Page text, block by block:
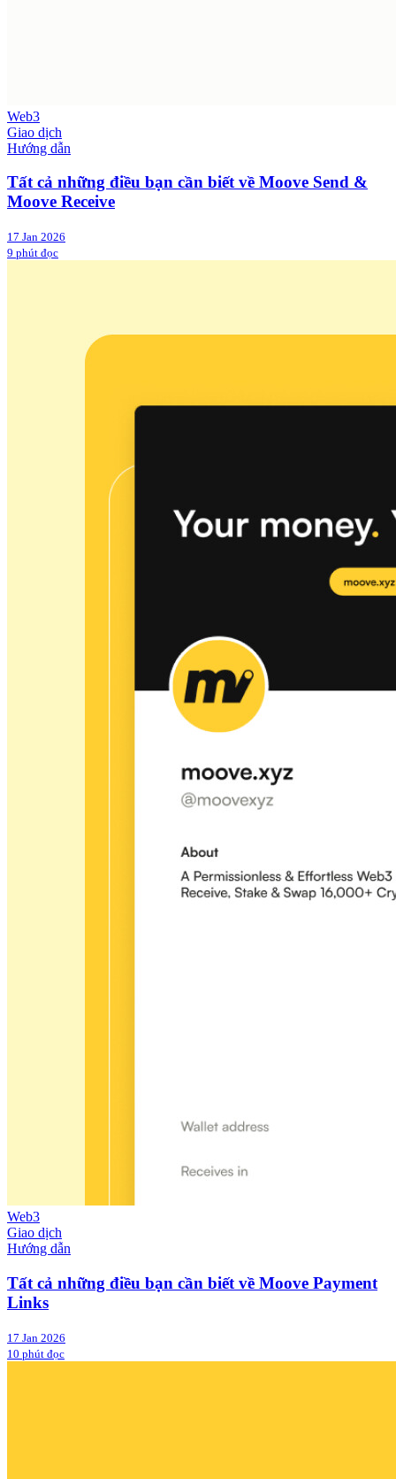
Web3
Giao dịch
Hướng dẫn
Tất cả những điều bạn cần biết về Moove Send &
Moove Receive
17 Jan 2026
9 phút đọc
Web3
Giao dịch
Hướng dẫn
Tất cả những điều bạn cần biết về Moove Payment
Links
17 Jan 2026
10 phút đọc